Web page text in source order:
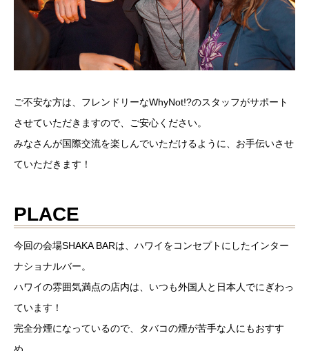
ご不安な方は、フレンドリーなWhyNot!?のスタッフがサポート
させていただきますので、ご安心ください。
みなさんが国際交流を楽しんでいただけるように、お手伝いさせ
ていただきます！
PLACE
今回の会場SHAKA BARは、ハワイをコンセプトにしたインター
ナショナルバー。
ハワイの雰囲気満点の店内は、いつも外国人と日本人でにぎわっ
ています！
完全分煙になっているので、タバコの煙が苦手な人にもおすす
め。